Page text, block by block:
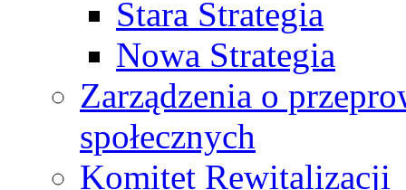
Stara Strategia
Nowa Strategia
Zarządzenia o
społecznych
Komitet Rewitalizacji